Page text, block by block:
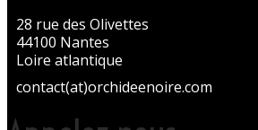
28 rue des Olivettes
44100 Nantes
Loire atlantique
contact(at)orchideenoire.com